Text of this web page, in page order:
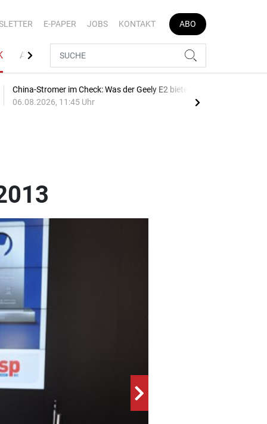
E-PAPER JOBS KONTAKT ABO
AUTOJOB
China-Stromer im Check: Was der Geely E2 bietet
06.08.2026, 11:45 Uhr